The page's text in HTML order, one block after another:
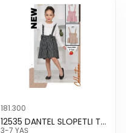
181.300
12535 DANTEL SLOPETLI TAKIM
3-7 YAŞ